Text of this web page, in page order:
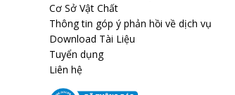
Cơ Sở Vật Chất
Thông tin góp ý phản hồi về dịch vụ
Download Tài Liệu
Tuyển dụng
Liên hệ